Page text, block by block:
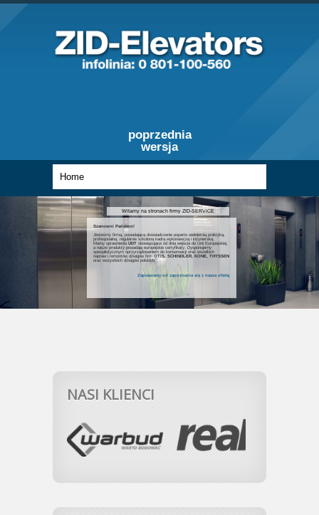
poprzednia
wersja
Witamy na stronach firmy ZID-SERVICE
Szanowni Państwo!
Jesteśmy firmą, posiadającą doświadczenie poparte wieloletnią praktyką,
profesjonalną, regularnie szkoloną kadrą wykonawczą i inżynierską.
Mamy uprawnieniaUDT obowiązujące od dnia wejścia do Unii Europejskiej,
a nasze produkty posiadają europejskie certyfikaty. Dysponujemy
specjalistycznym oprzyrządowaniem do konserwacji oraz wszelkich
napraw i remontów dźwigów firmOTIS, SCHINDLER, KONE, THYSSEN
oraz wszystkich dźwigów polskich.
Zapraszamy od zapoznania się z nasza ofertą
NASI KLIENCI